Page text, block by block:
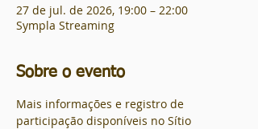
27 de jul. de 2026, 19:00 – 22:00
Sympla Streaming
Sobre o evento
Mais informações e registro de
participação disponíveis no Sítio